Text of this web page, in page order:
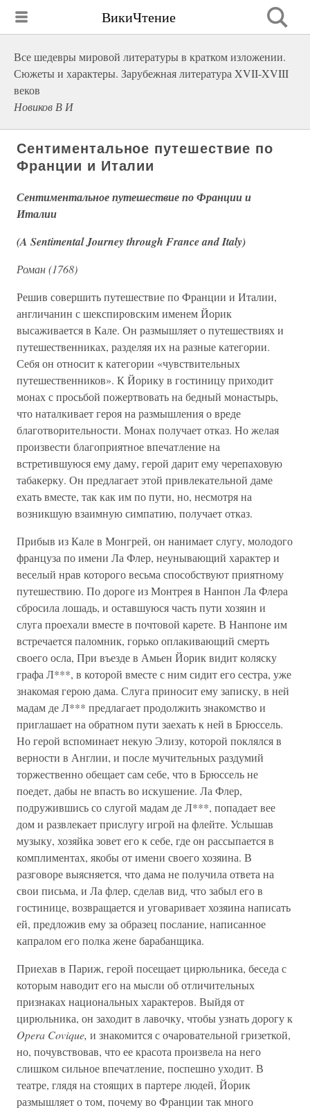
ВикиЧтение
Все шедевры мировой литературы в кратком изложении.
Сюжеты и характеры. Зарубежная литература XVII-XVIII
веков
Новиков В И
Сентиментальное путешествие по
Франции и Италии
Сентиментальное путешествие по Франции и
Италии
(A Sentimental Journey through France and Italy)
Роман (1768)
Решив совершить путешествие по Франции и Италии,
англичанин с шекспировским именем Йорик
высаживается в Кале. Он размышляет о путешествиях и
путешественниках, разделяя их на разные категории.
Себя он относит к категории «чувствительных
путешественников». К Йорику в гостиницу приходит
монах с просьбой пожертвовать на бедный монастырь,
что наталкивает героя на размышления о вреде
благотворительности. Монах получает отказ. Но желая
произвести благоприятное впечатление на
встретившуюся ему даму, герой дарит ему черепаховую
табакерку. Он предлагает этой привлекательной даме
ехать вместе, так как им по пути, но, несмотря на
возникшую взаимную симпатию, получает отказ.
Прибыв из Кале в Монгрей, он нанимает слугу, молодого
француза по имени Ла Флер, неунывающий характер и
веселый нрав которого весьма способствуют приятному
путешествию. По дороге из Монтрея в Нанпон Ла Флера
сбросила лошадь, и оставшуюся часть пути хозяин и
слуга проехали вместе в почтовой карете. В Нанпоне им
встречается паломник, горько оплакивающий смерть
своего осла, При въезде в Амьен Йорик видит коляску
графа Л***, в которой вместе с ним сидит его сестра, уже
знакомая герою дама. Слуга приносит ему записку, в ней
мадам де Л*** предлагает продолжить знакомство и
приглашает на обратном пути заехать к ней в Брюссель.
Но герой вспоминает некую Элизу, которой поклялся в
верности в Англии, и после мучительных раздумий
торжественно обещает сам себе, что в Брюссель не
поедет, дабы не впасть во искушение. Ла Флер,
подружившись со слугой мадам де Л***, попадает вее
дом и развлекает прислугу игрой на флейте. Услышав
музыку, хозяйка зовет его к себе, где он рассыпается в
комплиментах, якобы от имени своего хозяина. В
разговоре выясняется, что дама не получила ответа на
свои письма, и Ла флер, сделав вид, что забыл его в
гостинице, возвращается и уговаривает хозяина написать
ей, предложив ему за образец послание, написанное
капралом его полка жене барабанщика.
Приехав в Париж, герой посещает цирюльника, беседа с
которым наводит его на мысли об отличительных
признаках национальных характеров. Выйдя от
цирюльника, он заходит в лавочку, чтобы узнать дорогу к
Opera Covique, и знакомится с очаровательной гризеткой,
но, почувствовав, что ее красота произвела на него
слишком сильное впечатление, поспешно уходит. В
театре, глядя на стоящих в партере людей, Йорик
размышляет о том, почему во Франции так много